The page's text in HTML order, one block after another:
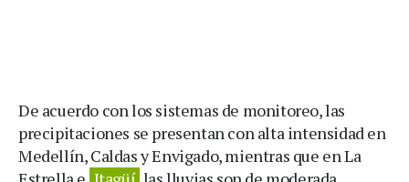
De acuerdo con los sistemas de monitoreo, las
precipitaciones se presentan con alta intensidad en
Medellín, Caldas y Envigado, mientras que en La